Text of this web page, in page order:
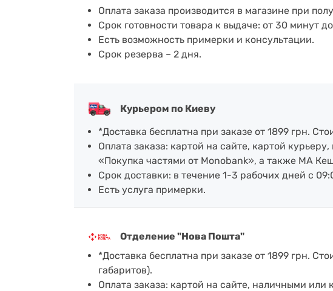
Оплата заказа производится в магазине при
Срок готовности товара к выдаче: от 30 минут
Есть возможность примерки и консультации.
Срок резерва – 2 дня.
Курьером по Киеву
*Доставка бесплатна при заказе от 1899 грн.
Оплата заказа: картой на сайте, картой
«Покупка частями от Monobank», а также МА
Срок доставки: в течение 1-3 рабочих дней с
Есть услуга примерки.
Отделение "Нова Пошта"
*Доставка бесплатна при заказе от 1899 грн.
габаритов).
Оплата заказа: картой на сайте, наличными